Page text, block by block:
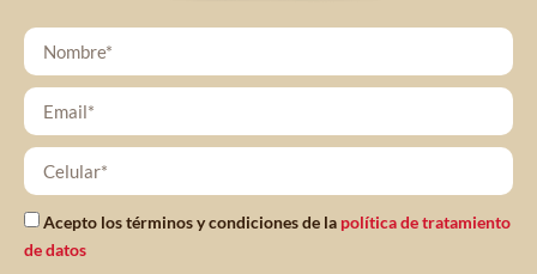
Acepto los términos y condiciones de la política de tratamiento
de datos